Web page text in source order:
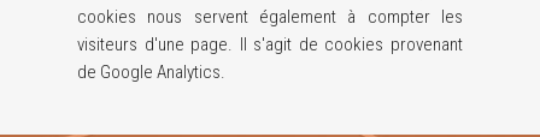
cookies nous servent également à compter les
visiteurs d'une page. Il s'agit de cookies provenant
de Google Analytics.